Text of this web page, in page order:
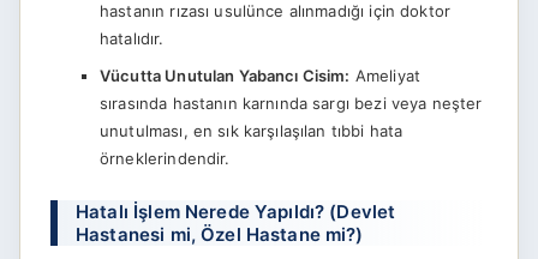
hastanın rızası usulünce alınmadığı için doktor
hatalıdır.
Vücutta Unutulan Yabancı Cisim: Ameliyat
sırasında hastanın karnında sargı bezi veya neşter
unutulması, en sık karşılaşılan tıbbi hata
örneklerindendir.
Hatalı İşlem Nerede Yapıldı? (Devlet
Hastanesi mi, Özel Hastane mi?)